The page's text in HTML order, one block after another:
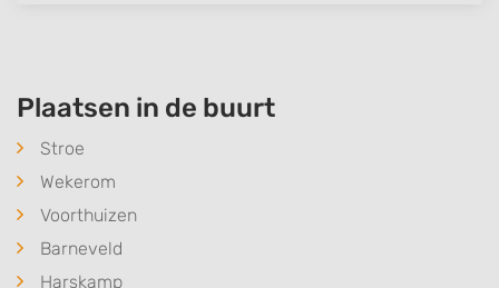
Plaatsen in de buurt
Stroe
Wekerom
Voorthuizen
Barneveld
Harskamp